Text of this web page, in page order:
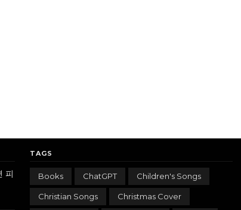
피
TAGS
Books ChatGPT Children's Songs
Christian Songs Christmas Cover